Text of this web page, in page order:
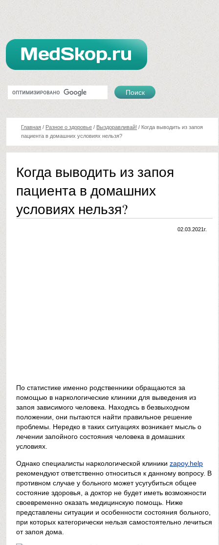
Главная / Разное о здоровье / Выздоравливай! / Когда выводить из запоя
пациента в домашних условиях нельзя?
Когда выводить из запоя
пациента в домашних
условиях нельзя?
02.03.2021г.
По статистике именно родственники обращаются за
помощью в наркологические клиники для выведения из
запоя зависимого человека. Находясь в безвыходном
положении, они пытаются найти правильное решение
проблемы. Нередко в таких ситуациях возникает мысль о
лечении запойного состояния человека в домашних
условиях.
Однако специалисты наркологической клиникиzapoy.help
рекомендуют ответственно относиться к данному вопросу. В
противном случае у больного может усугубиться общее
состояние здоровья, а доктор не будет иметь возможности
своевременно оказать медицинскую помощь. Ниже
представлены ситуации и особенности состояния больного,
при которых категорически нельзя самостоятельно лечиться
от запоя дома.